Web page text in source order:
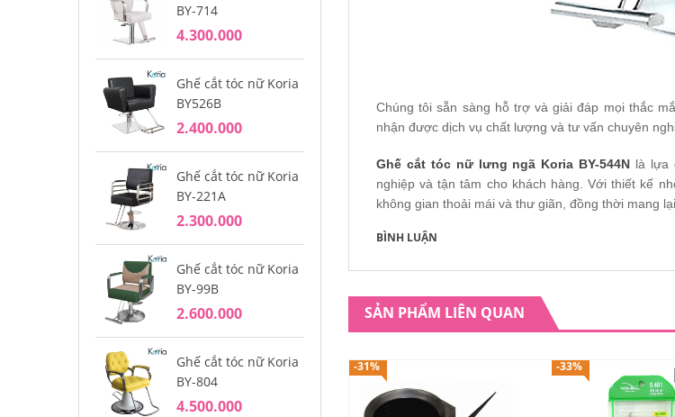
BY-714
4.300.000
Ghế cắt tóc nữ Koria
BY526B
2.400.000
Ghế cắt tóc nữ Koria
BY-221A
2.300.000
Ghế cắt tóc nữ Koria
BY-99B
2.600.000
Ghế cắt tóc nữ Koria
BY-804
4.500.000
BY-803
4.350.000
Ghế cắt tóc nữ Koria
BY-716
Ghế cắt tóc nữ Koria
1.900.000
Ghế cắt tóc nữ Koria
BY-708
4.300.000
Chúng tôi sẵn sàng hỗ trợ và giải đáp mọi thắc
nhận được dịch vụ chất lượng và tư vấn chuyên
Ghế cắt tóc nữ lưng ngã Koria BY-544N là lựa
nghiệp và tận tâm cho khách hàng. Với thiết kế
không gian thoải mái và thư giãn, đồng thời mang
BÌNH LUẬN
SẢN PHẨM LIÊN QUAN
-31% -33%